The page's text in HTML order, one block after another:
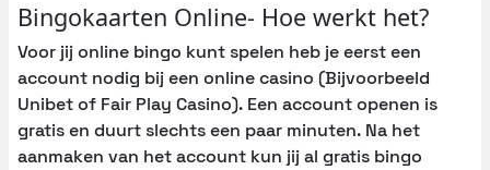
Bingokaarten Online- Hoe werkt het?
Voor jij online bingo kunt spelen heb je eerst een
account nodig bij een online casino (Bijvoorbeeld
Unibet of Fair Play Casino). Een account openen is
gratis en duurt slechts een paar minuten. Na het
aanmaken van het account kun jij al gratis bingo